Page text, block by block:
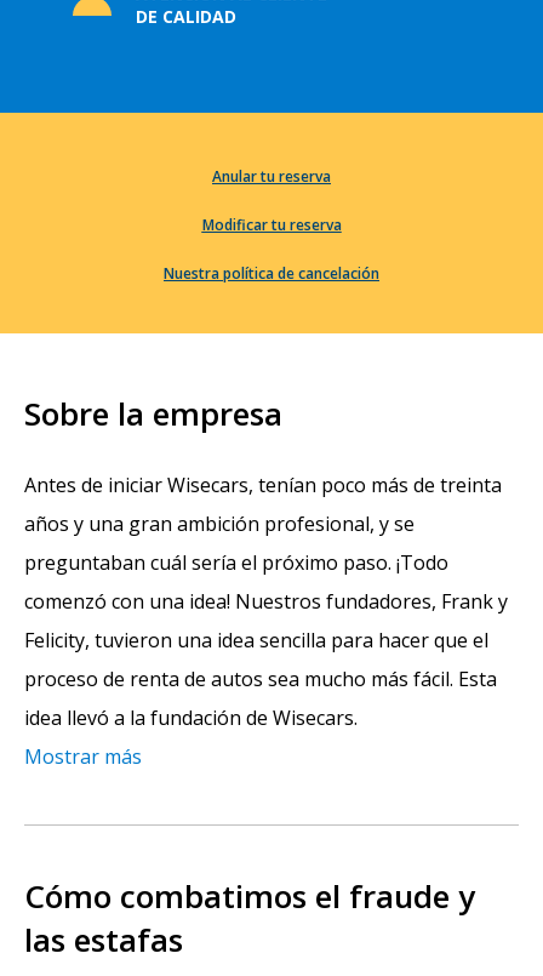
DE CALIDAD
Anular tu reserva
Modificar tu reserva
Nuestra política de cancelación
Sobre la empresa
Antes de iniciar Wisecars, tenían poco más de treinta
años y una gran ambición profesional, y se
preguntaban cuál sería el próximo paso. ¡Todo
comenzó con una idea! Nuestros fundadores, Frank y
Felicity, tuvieron una idea sencilla para hacer que el
proceso de renta de autos sea mucho más fácil. Esta
idea llevó a la fundación de Wisecars.
Mostrar más
Cómo combatimos el fraude y
las estafas